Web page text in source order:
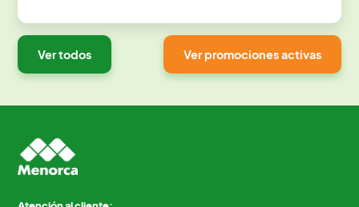
Ver todos Ver promociones activas